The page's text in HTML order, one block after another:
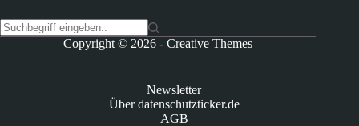
Copyright © 2026 -Creative Themes
Newsletter
Über datenschutzticker.de
AGB